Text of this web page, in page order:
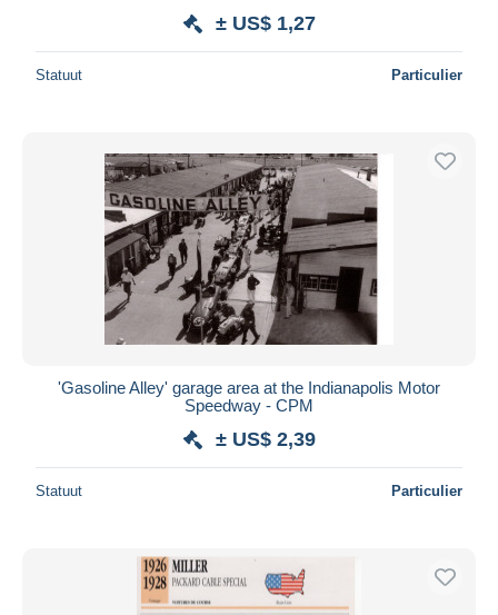
± US$ 1,27
Statuut Particulier
'Gasoline Alley' garage area at the Indianapolis Motor
Speedway - CPM
± US$ 2,39
Statuut Particulier